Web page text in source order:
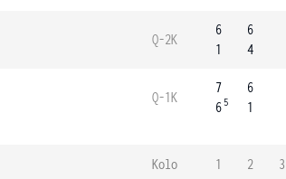
Q-2K
6
1
6
4
Q-1K
7
6 5
6
1
Kolo 1 2 3